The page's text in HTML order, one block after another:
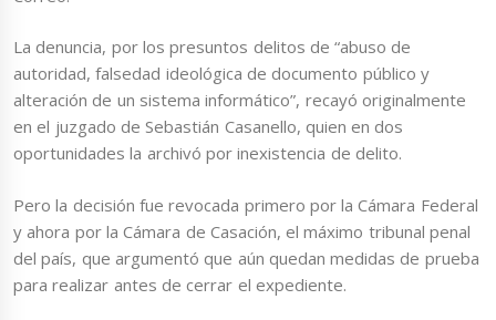
La denuncia, por los presuntos delitos de “abuso de
autoridad, falsedad ideológica de documento público y
alteración de un sistema informático”, recayó originalmente
en el juzgado de Sebastián Casanello, quien en dos
oportunidades la archivó por inexistencia de delito.
Pero la decisión fue revocada primero por la Cámara Federal
y ahora por la Cámara de Casación, el máximo tribunal penal
del país, que argumentó que aún quedan medidas de prueba
para realizar antes de cerrar el expediente.